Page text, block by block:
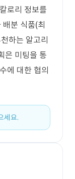
로리 정보를
분 식품(최
하는 알고리
은 미팅을 통
에 대한 협의
세요.